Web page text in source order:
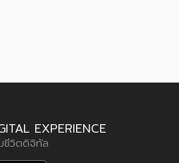
EXPERIENCE
ชีวิตดิจิทัล